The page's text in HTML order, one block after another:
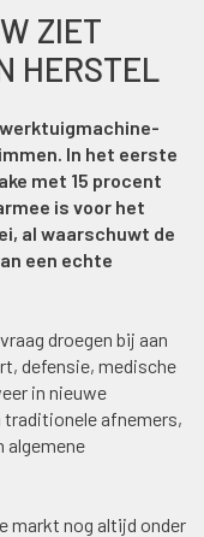
ZIET
HERSTEL
In het eerste
met 15 procent
is voor het
al waarschuwt de
een echte
droegen bij aan
defensie, medische
in nieuwe
afnemers,
algemene
markt nog altijd onder